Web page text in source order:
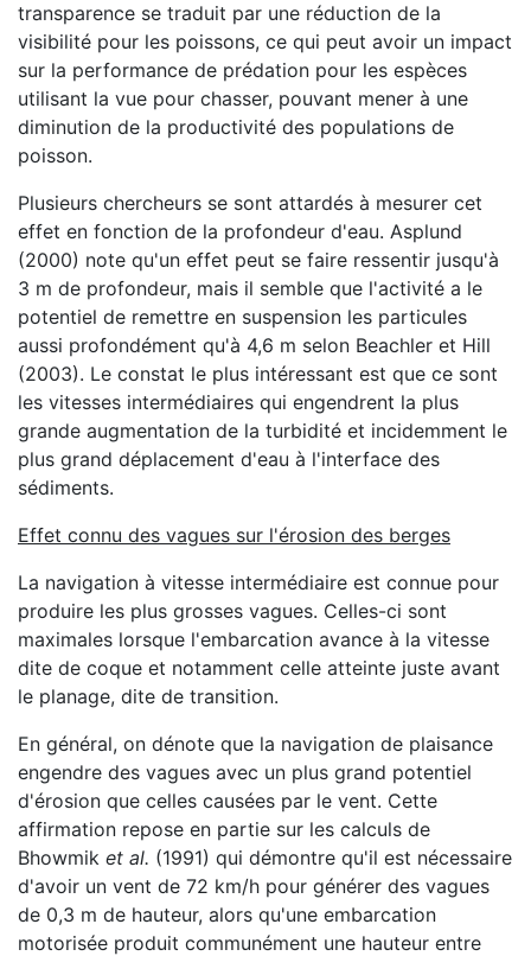
transparence se traduit par une réduction de la
visibilité pour les poissons, ce qui peut avoir un impact
sur la performance de prédation pour les espèces
utilisant la vue pour chasser, pouvant mener à une
diminution de la productivité des populations de
poisson.
Plusieurs chercheurs se sont attardés à mesurer cet
effet en fonction de la profondeur d'eau. Asplund
(2000) note qu'un effet peut se faire ressentir jusqu'à
3 m de profondeur, mais il semble que l'activité a le
potentiel de remettre en suspension les particules
aussi profondément qu'à 4,6 m selon Beachler et Hill
(2003). Le constat le plus intéressant est que ce sont
les vitesses intermédiaires qui engendrent la plus
grande augmentation de la turbidité et incidemment le
plus grand déplacement d'eau à l'interface des
sédiments.
Effet connu des vagues sur l'érosion des berges
La navigation à vitesse intermédiaire est connue pour
produire les plus grosses vagues. Celles-ci sont
maximales lorsque l'embarcation avance à la vitesse
dite de coque et notamment celle atteinte juste avant
le planage, dite de transition.
En général, on dénote que la navigation de plaisance
engendre des vagues avec un plus grand potentiel
d'érosion que celles causées par le vent. Cette
affirmation repose en partie sur les calculs de
Bhowmik et al. (1991) qui démontre qu'il est nécessaire
d'avoir un vent de 72 km/h pour générer des vagues
de 0,3 m de hauteur, alors qu'une embarcation
motorisée produit communément une hauteur entre